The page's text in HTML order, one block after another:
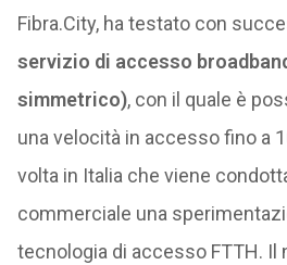
Fibra.City, ha testato con
servizio di accesso
simmetrico), con il quale è
una velocità in accesso fino a
volta in Italia che viene
commerciale una
tecnologia di accesso FTTH. Il